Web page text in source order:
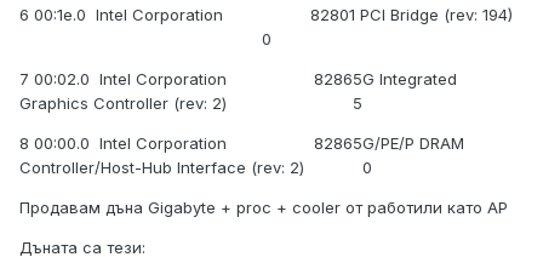
6 00:1e.0 Intel Corporation 82801 PCI Bridge (rev: 194)
0
7 00:02.0 Intel Corporation 82865G Integrated
Graphics Controller (rev: 2) 5
8 00:00.0 Intel Corporation 82865G/PE/P DRAM
Controller/Host-Hub Interface (rev: 2) 0
Продавам дъна Gigabyte + proc + cooler от работили като AP
Дъната са тези: